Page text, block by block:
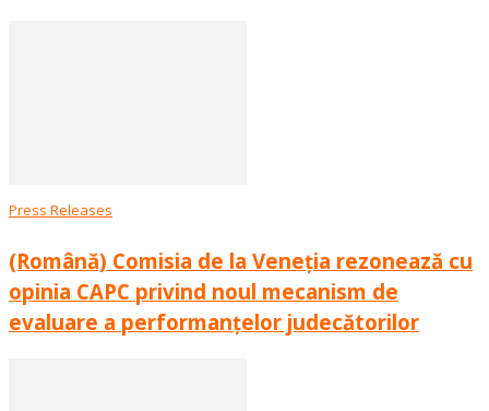
Press Releases
(Română) Comisia de la Veneția rezonează cu
opinia CAPC privind noul mecanism de
evaluare a performanțelor judecătorilor